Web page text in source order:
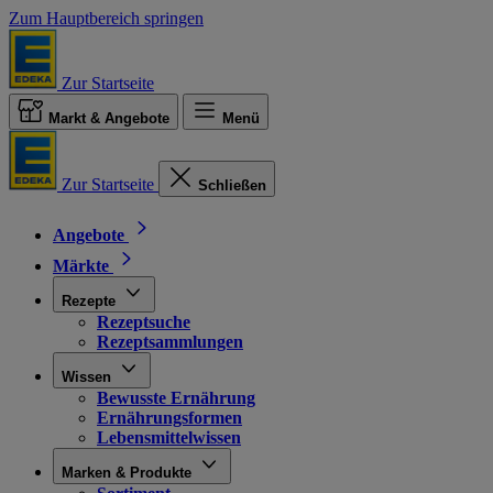
Zum Hauptbereich springen
Zur Startseite
Markt & Angebote Menü
Zur Startseite Schließen
Angebote
Märkte
Rezepte
Rezeptsuche
Rezeptsammlungen
Wissen
Bewusste Ernährung
Ernährungsformen
Lebensmittelwissen
Marken & Produkte